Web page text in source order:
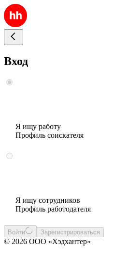
Вход
Я ищу работу
Профиль соискателя
Я ищу сотрудников
Профиль работодателя
Войти Зарегистрироваться
© 2026 ООО «Хэдхантер»